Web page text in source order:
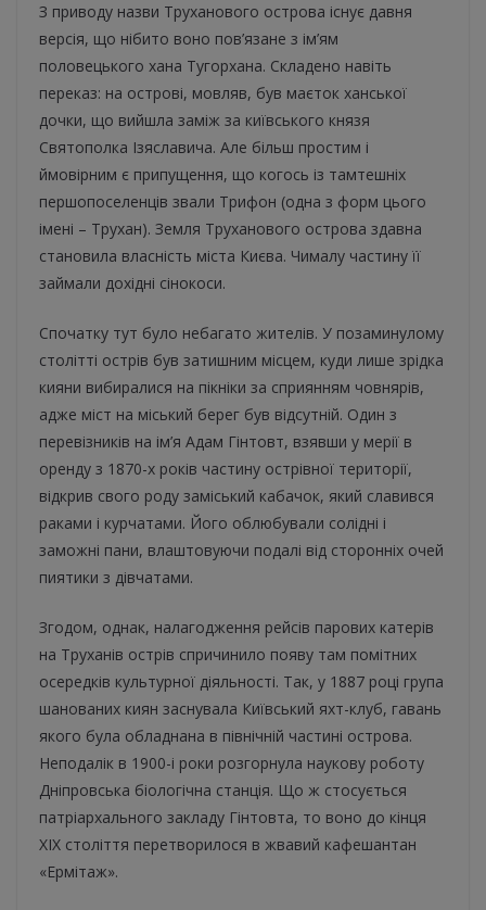
З приводу назви Труханового острова існує давня
версія, що нібито воно пов’язане з ім’ям
половецького хана Тугорхана. Складено навіть
переказ: на острові, мовляв, був маєток ханської
дочки, що вийшла заміж за київського князя
Святополка Ізяславича. Але більш простим і
ймовірним є припущення, що когось із тамтешніх
першопоселенців звали Трифон (одна з форм цього
імені – Трухан). Земля Труханового острова здавна
становила власність міста Києва. Чималу частину її
займали дохідні сінокоси.
Спочатку тут було небагато жителів. У позаминулому
столітті острів був затишним місцем, куди лише зрідка
кияни вибиралися на пікніки за сприянням човнярів,
адже міст на міський берег був відсутній. Один з
перевізників на ім’я Адам Гінтовт, взявши у мерії в
оренду з 1870-х років частину острівної території,
відкрив свого роду заміський кабачок, який славився
раками і курчатами. Його облюбували солідні і
заможні пани, влаштовуючи подалі від сторонніх очей
пиятики з дівчатами.
Згодом, однак, налагодження рейсів парових катерів
на Труханів острів спричинило появу там помітних
осередків культурної діяльності. Так, у 1887 році група
шанованих киян заснувала Київський яхт-клуб, гавань
якого була обладнана в північній частині острова.
Неподалік в 1900-і роки розгорнула наукову роботу
Дніпровська біологічна станція. Що ж стосується
патріархального закладу Гінтовта, то воно до кінця
XIX століття перетворилося в жвавий кафешантан
«Ермітаж».